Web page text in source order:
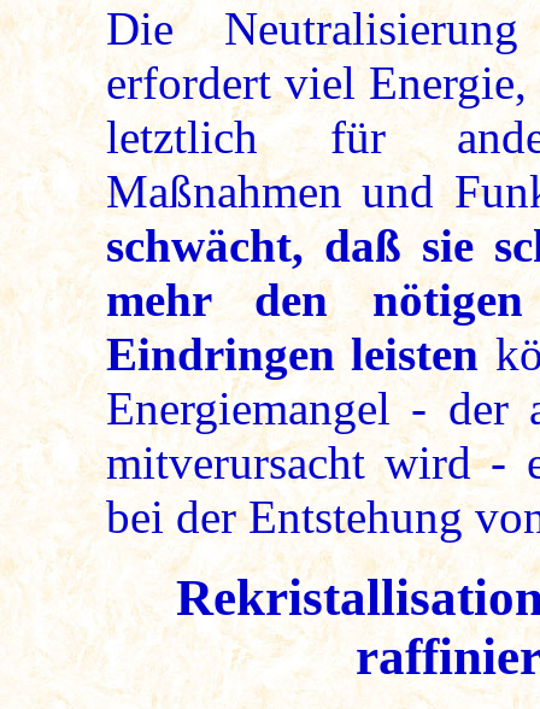
Die
erfordert viel
letztlich für
Maßnahmen und
schwächt, daß sie
mehr den
Eindringen leisten
Energiemangel - der
mitverursacht wird -
bei der Entstehung